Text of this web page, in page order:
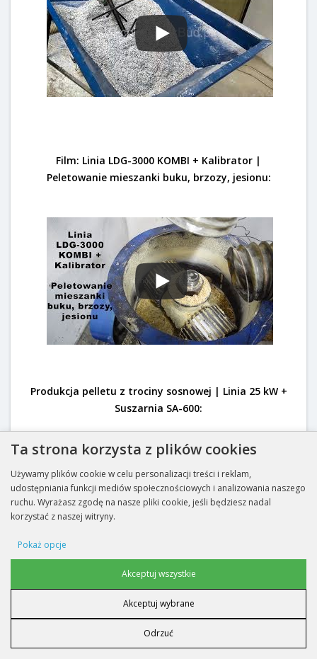
Film: Linia LDG-3000 KOMBI + Kalibrator |
Peletowanie mieszanki buku, brzozy, jesionu:
Produkcja pelletu z trociny sosnowej | Linia 25 kW +
Suszarnia SA-600:
Film: Linia do Produkcji Peletu LDG-3000 KOMBI |
Peletowanie pyłu z płyty MDF:
Ta strona korzysta z plików cookies
Używamy plików cookie w celu personalizacji treści i reklam,
udostępniania funkcji mediów społecznościowych i analizowania naszego
ruchu. Wyrażasz zgodę na nasze pliki cookie, jeśli będziesz nadal
korzystać z naszej witryny.
Pokaż opcje
Cookie danych użytkownika
Akceptuj wszystkie
Akceptuj wybrane
Odrzuć